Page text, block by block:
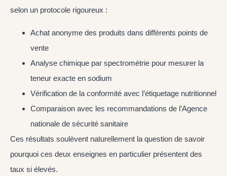
selon un protocole rigoureux :
Achat anonyme des produits dans différents points de
vente
Analyse chimique par spectrométrie pour mesurer la
teneur exacte en sodium
Vérification de la conformité avec l’étiquetage nutritionnel
Comparaison avec les recommandations de l’Agence
nationale de sécurité sanitaire
Ces résultats soulèvent naturellement la question de savoir
pourquoi ces deux enseignes en particulier présentent des
taux si élevés.